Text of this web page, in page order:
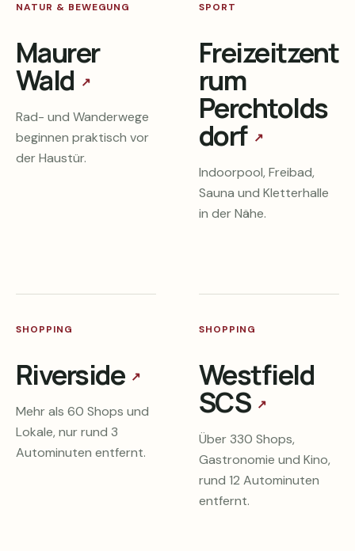
NATUR & BEWEGUNG
Maurer
Wald ↗
Rad- und Wanderwege
beginnen praktisch vor
der Haustür.
SPORT
Freizeitzent
rum
Perchtolds
dorf ↗
Indoorpool, Freibad,
Sauna und Kletterhalle
in der Nähe.
SHOPPING
Riverside ↗
Mehr als 60 Shops und
Lokale, nur rund 3
Autominuten entfernt.
SHOPPING
Westfield
SCS ↗
Über 330 Shops,
Gastronomie und Kino,
rund 12 Autominuten
entfernt.